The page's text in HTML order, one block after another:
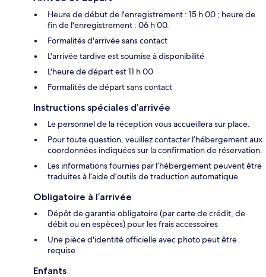
Heure de début de l'enregistrement : 15 h 00 ; heure de
fin de l'enregistrement : 06 h 00.
Formalités d'arrivée sans contact
L'arrivée tardive est soumise à disponibilité
L'heure de départ est 11 h 00
Formalités de départ sans contact
Instructions spéciales d’arrivée
Le personnel de la réception vous accueillera sur place.
Pour toute question, veuillez contacter l’hébergement aux
coordonnées indiquées sur la confirmation de réservation.
Les informations fournies par l’hébergement peuvent être
traduites à l’aide d’outils de traduction automatique
Obligatoire à l’arrivée
Dépôt de garantie obligatoire (par carte de crédit, de
débit ou en espèces) pour les frais accessoires
Une pièce d'identité officielle avec photo peut être
requise
Enfants